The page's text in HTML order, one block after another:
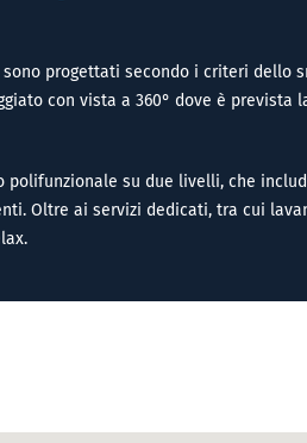
progettati secondo i criteri dello
con vista a 360° dove è prevista
polifunzionale su due livelli, che
Oltre ai servizi dedicati, tra cui